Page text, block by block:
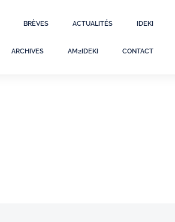
BRÈVES ACTUALITÉS IDEKI
ARCHIVES AM2IDEKI CONTACT